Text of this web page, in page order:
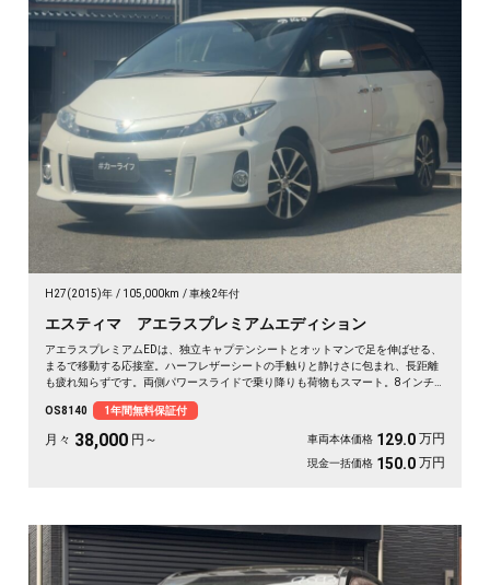
H27(2015)年 105,000km 車検2年付
エスティマ アエラスプレミアムエディション
アエラスプレミアムEDは、独立キャプテンシートとオットマンで足を伸ばせる、
まるで移動する応接室。ハーフレザーシートの手触りと静けさに包まれ、長距離
も疲れ知らずです。両側パワースライドで乗り降りも荷物もスマート。8インチ
パールの艶やかなボディが週末を格上げしてくれます。心地よさで選ぶなら《1
年保証付》💺✨🚗🎵💎
OS8140 1年間無料保証付
月々 38,000 円～ 車両本体価格 129.0 万円
現金一括価格 150.0 万円